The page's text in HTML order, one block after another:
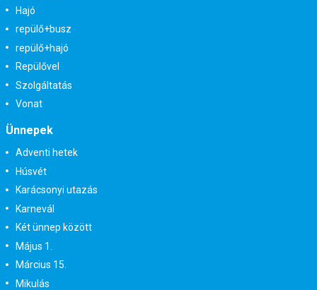
Hajó
repülő+busz
repülő+hajó
Repülővel
Szolgáltatás
Vonat
Ünnepek
Adventi hetek
Húsvét
Karácsonyi utazás
Karnevál
Két ünnep között
Május 1.
Március 15.
Mikulás